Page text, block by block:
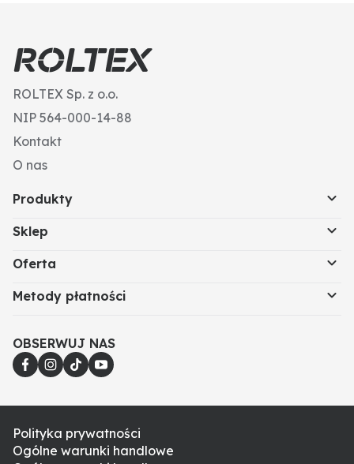
ROLTEX Sp. z o.o.
NIP 564-000-14-88
Kontakt
O nas
Produkty
Sklep
Oferta
Metody płatności
OBSERWUJ NAS
Polityka prywatności
Ogólne warunki handlowe